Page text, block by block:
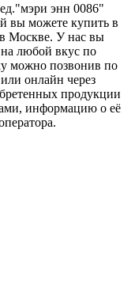
энн 0086"
вы можете купить в
Москве. У нас вы
любой вкус по
можно позвонив по
онлайн через
продукции
информацию о её